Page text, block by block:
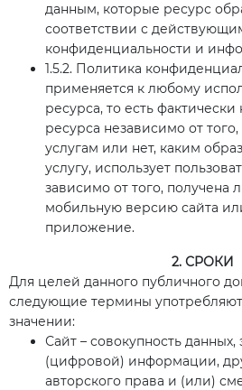
данным, которые ресурс
соответствии с
конфиденциальности и
1.5.2. Политика
применяется к любому
ресурса, то есть
ресурса независимо от
услугам или нет, каким
услугу, использует
зависимо от того, получена
мобильную версию сайта
приложение.
2. СРОКИ
Для целей данного публичного
следующие термины
значении:
Сайт – совокупность
(цифровой) информации,
авторского права и (или)